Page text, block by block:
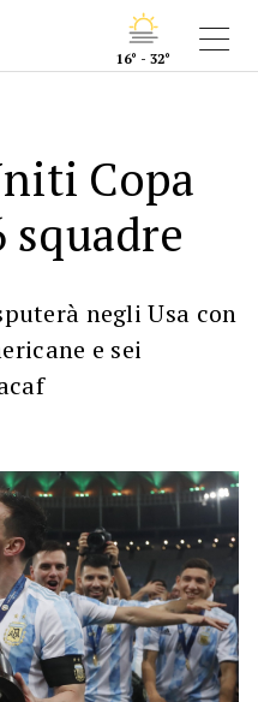
16° - 32°
Copa
squadre
negli Usa con
e sei